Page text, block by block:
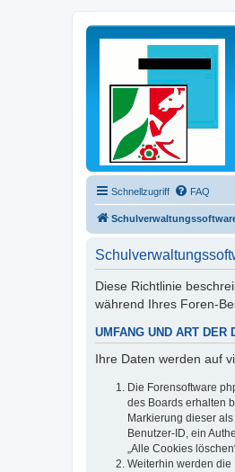
Schnellzugriff FAQ
Diese Richtlinie
während Ihres Foren-
UMFANG UND ART DER
Ihre Daten werden auf
Die Forensoftware
des Boards erhalten
Markierung dieser
Benutzer-ID, ein
„Alle Cookies
Weiterhin werden die